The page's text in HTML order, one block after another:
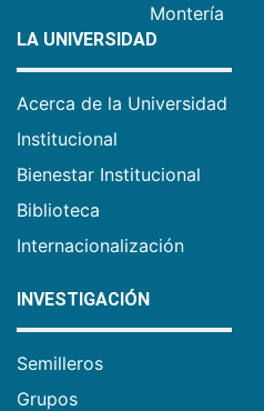
Montería
LA UNIVERSIDAD
Acerca de la Universidad
Institucional
Bienestar Institucional
Biblioteca
Internacionalización
INVESTIGACIÓN
Semilleros
Grupos